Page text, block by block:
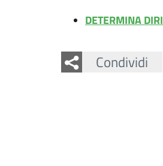
DETERMINA
Condividi
Facebook
Twitter